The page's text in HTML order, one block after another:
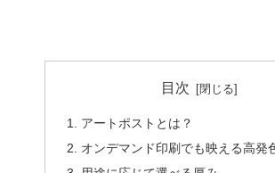
目次
アートポストとは？
オンデマンド印刷でも映える高発